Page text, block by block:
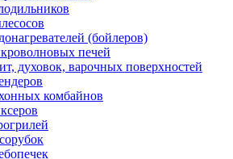
(бойлеров)
печей
духовок, варочных поверхностей
комбайнов